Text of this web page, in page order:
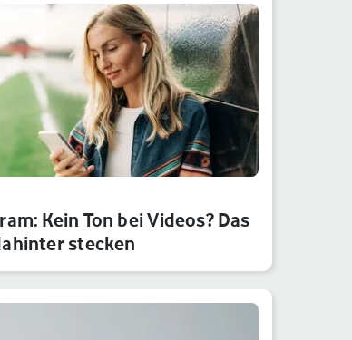
Kein Ton bei Videos? Das
stecken